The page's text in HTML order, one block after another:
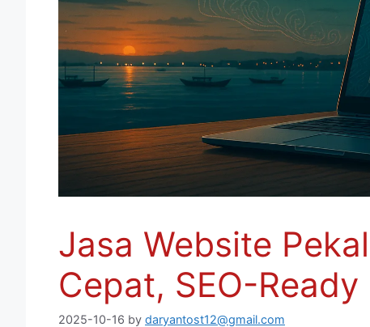
Jasa Website
Cepat, SEO-Ready
2025-10-16 by daryantost12@gmail.com